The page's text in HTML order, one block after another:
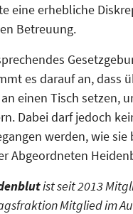
eine erhebliche
Betreuung.
es darauf an, dass
einen Tisch setzen,
Dabei darf jedoch
werden, wie
Abgeordneten
ist seit 2013
Mitglied im